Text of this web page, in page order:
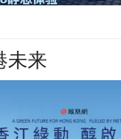
未来